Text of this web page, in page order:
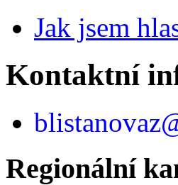
Jak jsem
Kontaktní
Regionální